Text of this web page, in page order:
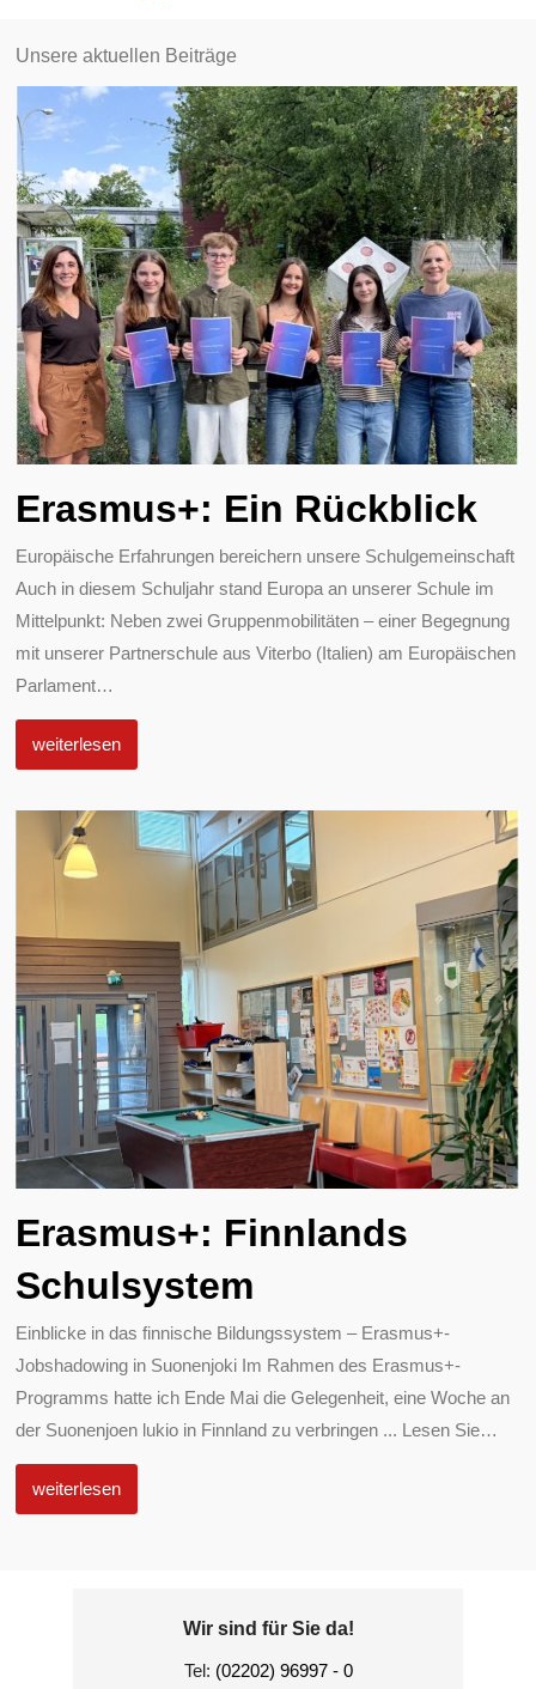
Unsere aktuellen Beiträge
Erasmus+: Ein Rückblick
Europäische Erfahrungen bereichern unsere Schulgemeinschaft
Auch in diesem Schuljahr stand Europa an unserer Schule im
Mittelpunkt: Neben zwei Gruppenmobilitäten – einer Begegnung
mit unserer Partnerschule aus Viterbo (Italien) am Europäischen
Parlament…
weiterlesen
Erasmus+: Finnlands
Schulsystem
Einblicke in das finnische Bildungssystem – Erasmus+-
Jobshadowing in Suonenjoki Im Rahmen des Erasmus+-
Programms hatte ich Ende Mai die Gelegenheit, eine Woche an
der Suonenjoen lukio in Finnland zu verbringen ... Lesen Sie…
weiterlesen
Wir sind für Sie da!
Tel: (02202) 96997 - 0